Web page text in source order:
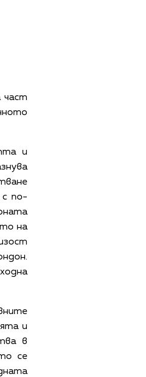
част
и
с по-
на
и
в
се